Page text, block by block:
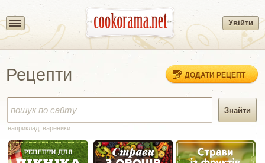
Увійти
Рецепти ДОДАТИ РЕЦЕПТ
наприклад: вареники